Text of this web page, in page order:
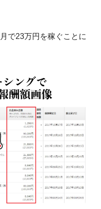
で23万円を稼ぐことに